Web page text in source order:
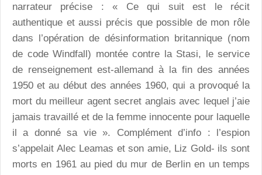
narrateur précise : « Ce qui suit est le récit
authentique et aussi précis que possible de mon rôle
dans l’opération de désinformation britannique (nom
de code Windfall) montée contre la Stasi, le service
de renseignement est-allemand à la fin des années
1950 et au début des années 1960, qui a provoqué la
mort du meilleur agent secret anglais avec lequel j’aie
jamais travaillé et de la femme innocente pour laquelle
il a donné sa vie ». Complément d’info : l’espion
s’appelait Alec Leamas et son amie, Liz Gold- ils sont
morts en 1961 au pied du mur de Berlin en un temps